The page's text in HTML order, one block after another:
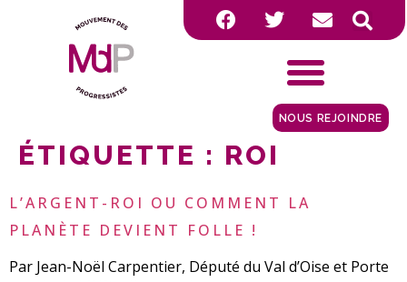
NOUS REJOINDRE
ÉTIQUETTE : ROI
L’ARGENT-ROI OU COMMENT LA
PLANÈTE DEVIENT FOLLE !
Par Jean-Noël Carpentier, Député du Val d’Oise et Porte